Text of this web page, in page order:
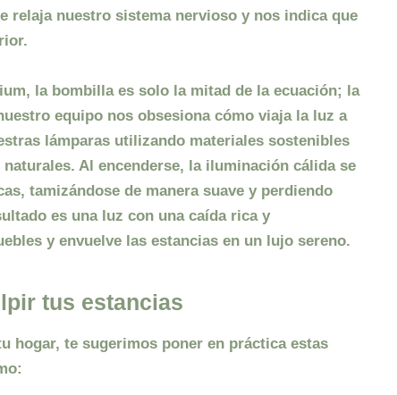
relaja nuestro sistema nervioso y nos indica que
la bombilla es solo la mitad de la ecuación; la
equipo nos obsesiona cómo viaja la luz a
lámparas utilizando materiales sostenibles
Al encenderse, la iluminación cálidase
tamizándose de manera suave y perdiendo
es una luz con una caída rica y
y envuelve las estancias en un lujo sereno.
tus estancias
hogar, te sugerimos poner en práctica estas